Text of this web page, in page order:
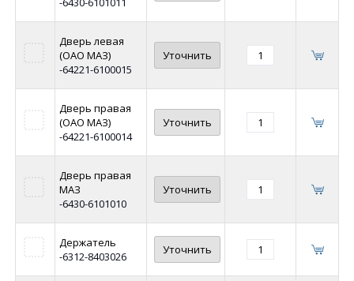
Дверь левая
(ОАО МАЗ)
-64221-6100015
Уточнить
Дверь правая
(ОАО МАЗ)
-64221-6100014
Уточнить
Дверь правая
МАЗ
-6430-6101010
Уточнить
Держатель
-6312-8403026
Уточнить